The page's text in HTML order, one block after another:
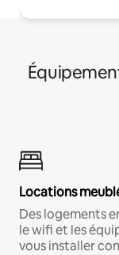
Locations
Des logements
le wifi et les
vous installer